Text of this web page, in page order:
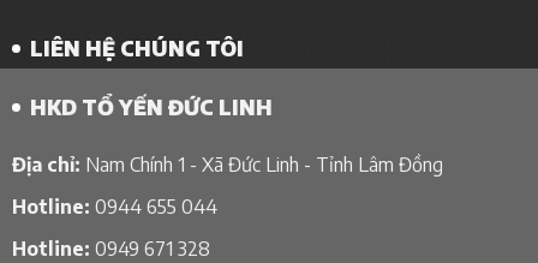
LIÊN HỆ CHÚNG TÔI
HKD TỔ YẾN ĐỨC LINH
Địa chỉ: Nam Chính 1 - Xã Đức Linh - Tỉnh Lâm Đồng
Hotline: 0944 655 044
Hotline: 0949 671 328